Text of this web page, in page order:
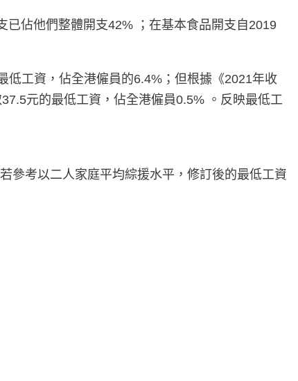
佔他們整體開支42% ；在基本食品開支自2019
低工資，佔全港僱員的6.4%；但根據《2021年收
元的最低工資，佔全港僱員0.5% 。反映最低工
參考以二人家庭平均綜援水平，修訂後的最低工資